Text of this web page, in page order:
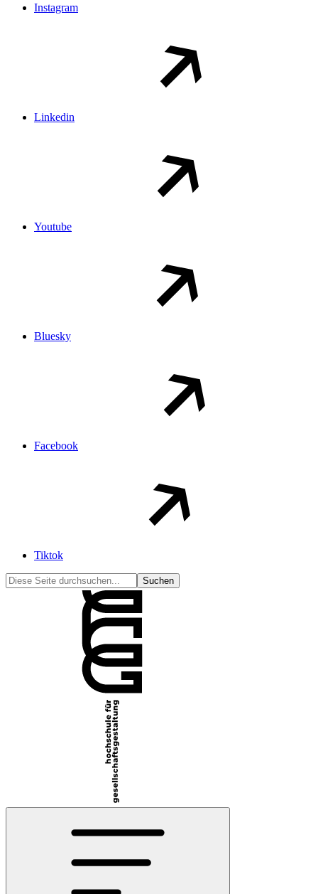
Instagram
Linkedin
Youtube
Bluesky
Facebook
Tiktok